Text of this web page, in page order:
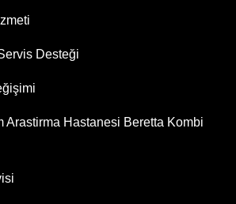
Desteği
Arastirma Hastanesi Beretta Kombi